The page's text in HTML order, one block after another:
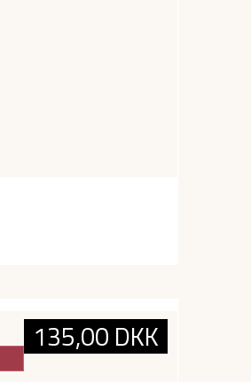
135,00 DKK